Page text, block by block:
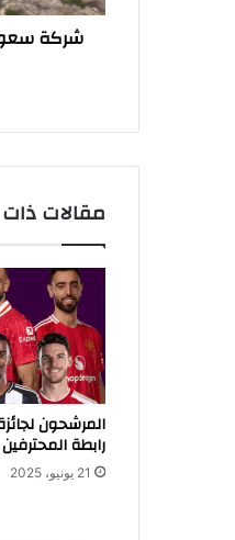
البحرين
شركة
مقالات
المرشحون
رابطة
21 يونيو، 2025